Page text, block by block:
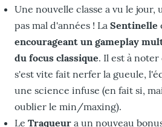
Une nouvelle classe a vu le
pas mal d'années ! La Sentinelle
encourageant un gameplay
du focus classique. Il est à
s'est vite fait nerfer la gueule,
une science infuse (en fait si,
oublier le min/maxing).
Le Traqueur a un nouveau